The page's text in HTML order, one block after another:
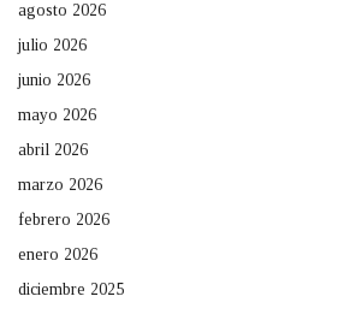
agosto 2026
julio 2026
junio 2026
mayo 2026
abril 2026
marzo 2026
febrero 2026
enero 2026
diciembre 2025